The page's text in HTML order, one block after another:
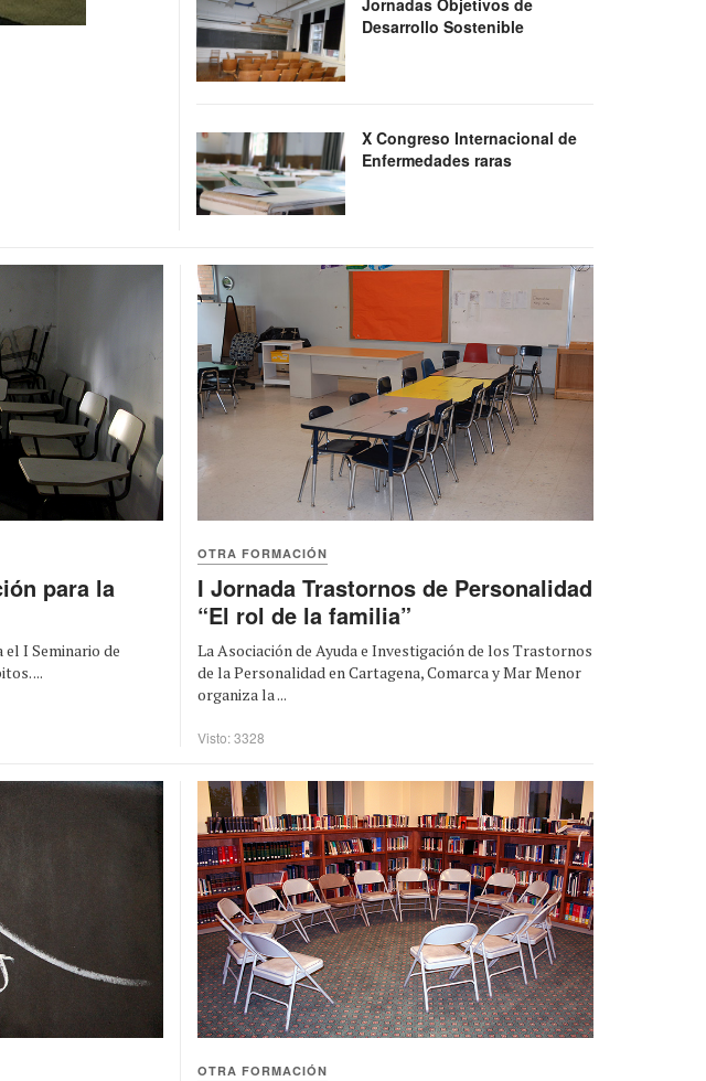
Jornadas Objetivos de
Desarrollo Sostenible
X Congreso Internacional de
Enfermedades raras
para la
I Seminario de
...
OTRA FORMACIÓN
I Jornada Trastornos de Personalidad
“El rol de la familia”
La Asociación de Ayuda e Investigación de los Trastornos
de la Personalidad en Cartagena, Comarca y Mar Menor
organiza la ...
Visto: 3328
OTRA FORMACIÓN